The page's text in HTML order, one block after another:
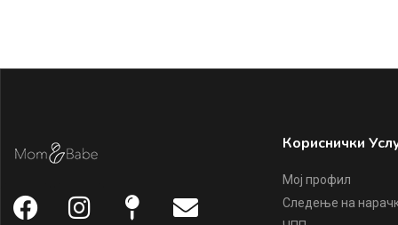
Кориснички
Мој профил
Следење на